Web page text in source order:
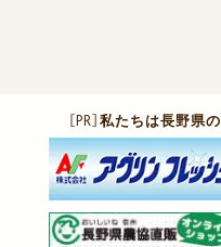
［PR］私たちは長野県